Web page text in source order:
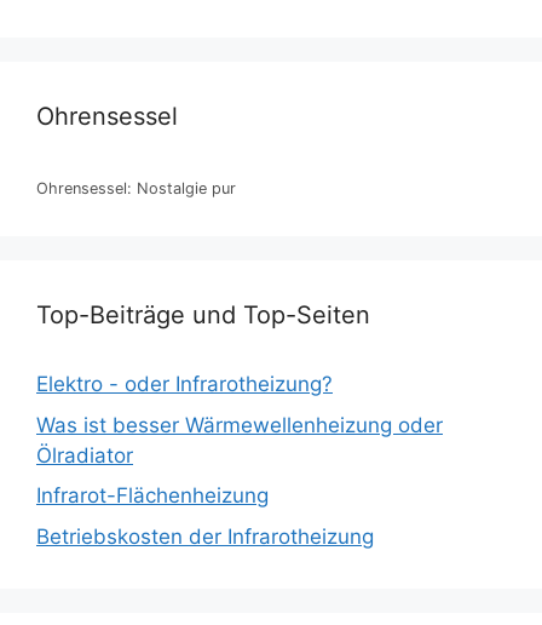
Ohrensessel
Ohrensessel: Nostalgie pur
Top-Beiträge und Top-Seiten
Elektro - oder Infrarotheizung?
Was ist besser Wärmewellenheizung oder
Ölradiator
Infrarot-Flächenheizung
Betriebskosten der Infrarotheizung